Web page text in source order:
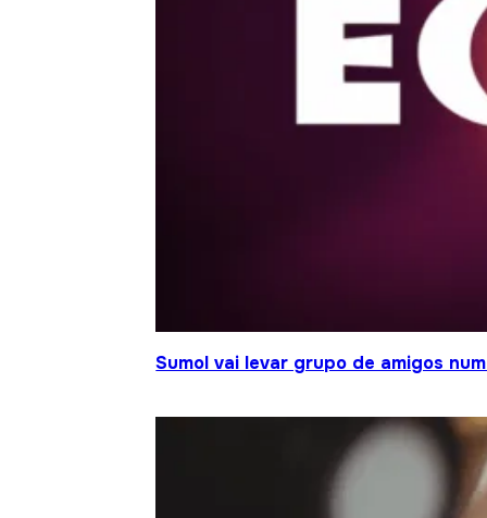
Sumol vai levar grupo de amigos